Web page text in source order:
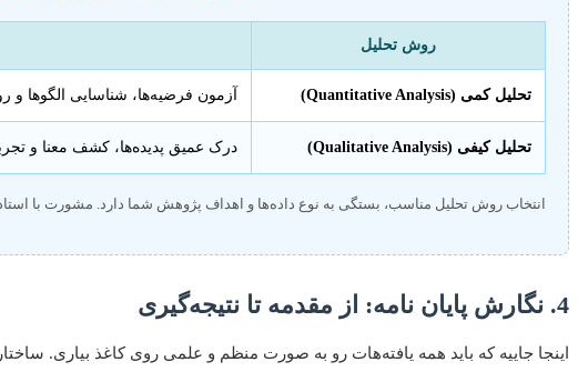
روش تحلیل
تحلیل کمی (Quantitative Analysis) آزمون فرضیه‌ها، شناسایی الگوها و
تحلیل کیفی (Qualitative Analysis) درک عمیق پدیده‌ها، کشف معنا و
انتخاب روش تحلیل مناسب، بستگی به نوع داده‌ها و اهداف پژوهش شما دارد. مشورت با
4. نگارش پایان نامه: از مقدمه تا نتیجه‌گیری
اینجا جاییه که باید همه یافته‌هات رو به صورت منظم و علمی روی کاغذ بیاری.